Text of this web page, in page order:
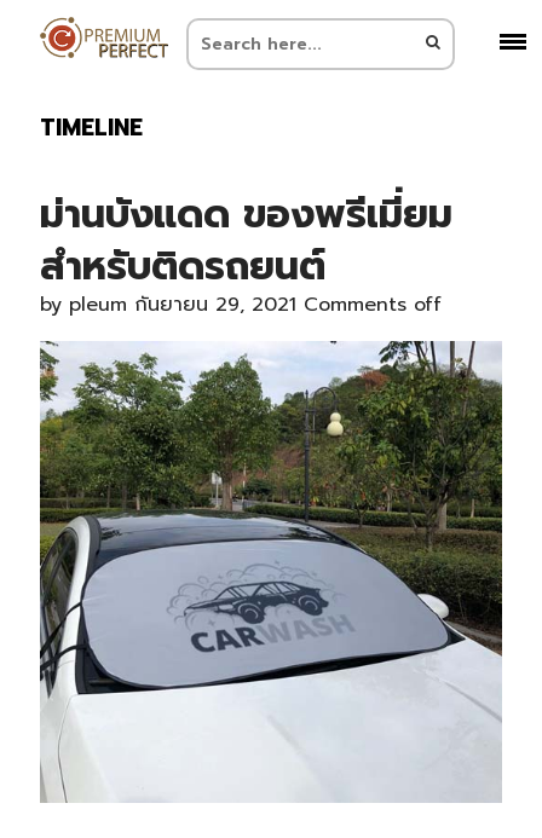
TIMELINE
ม่านบังแดด ของพรีเมี่ยม
สำหรับติดรถยนต์
by pleum กันยายน 29, 2021 Comments off